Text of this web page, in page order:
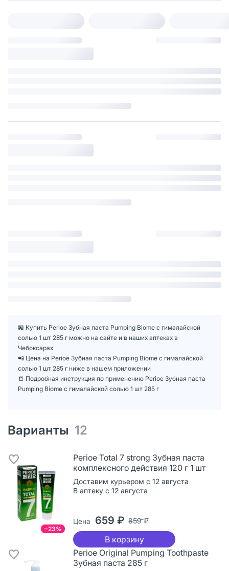
🏪 Купить Perioe Зубная паста Pumping Biome с гималайской
солью 1 шт 285 г можно на сайте и в наших аптеках в
Чебоксарах
📲 Цена на Perioe Зубная паста Pumping Biome с гималайской
солью 1 шт 285 г ниже в нашем приложении
📒 Подробная инструкция по применению Perioe Зубная паста
Pumping Biome с гималайской солью 1 шт 285 г
Варианты 12
−23%
Perioe Total 7 strong Зубная паста
комплексного действия 120 г 1 шт
Доставим курьером с 12 августа
В аптеку с 12 августа
Цена 659 ₽ 859 ₽
В корзину
Perioe Original Pumping Toothpaste
Зубная паста 285 г